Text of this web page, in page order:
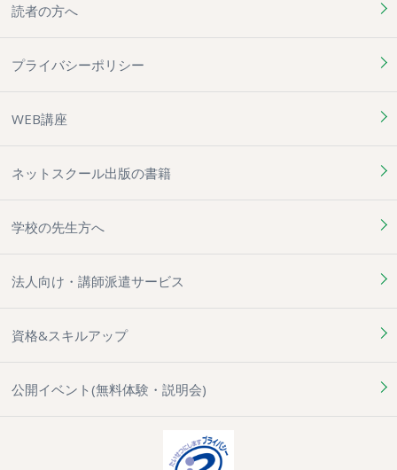
読者の方へ
プライバシーポリシー
WEB講座
ネットスクール出版の書籍
学校の先生方へ
法人向け・講師派遣サービス
資格&スキルアップ
公開イベント(無料体験・説明会)